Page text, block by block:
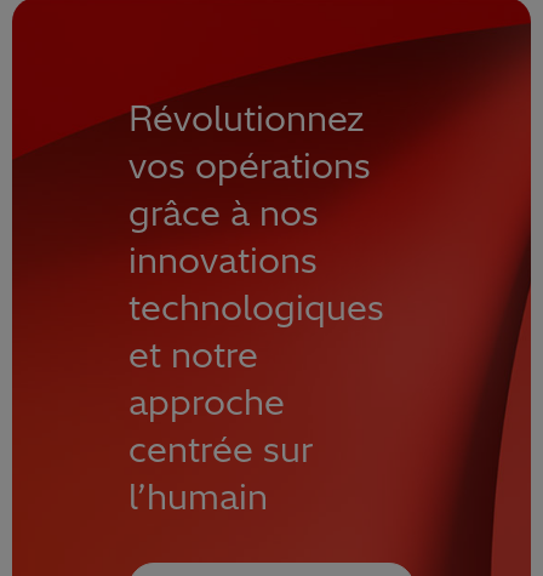
Révolutionnez
vos opérations
grâce à nos
innovations
technologiques
et notre
approche
centrée sur
l’humain